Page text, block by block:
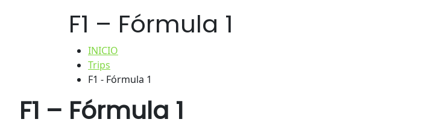
F1 – Fórmula 1
INICIO
Trips
F1 - Fórmula 1
F1 – Fórmula 1